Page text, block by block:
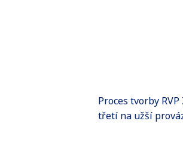
Proces tvorby
třetí na užší